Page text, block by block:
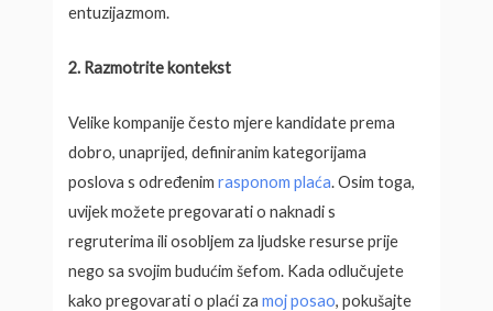
entuzijazmom.
2. Razmotrite kontekst
Velike kompanije često mjere kandidate prema
dobro, unaprijed, definiranim kategorijama
poslova s određenimrasponom plaća. Osim toga,
uvijek možete pregovarati o naknadi s
regruterima ili osobljem za ljudske resurse prije
nego sa svojim budućim šefom. Kada odlučujete
kako pregovarati o plaći zamoj posao, pokušajte